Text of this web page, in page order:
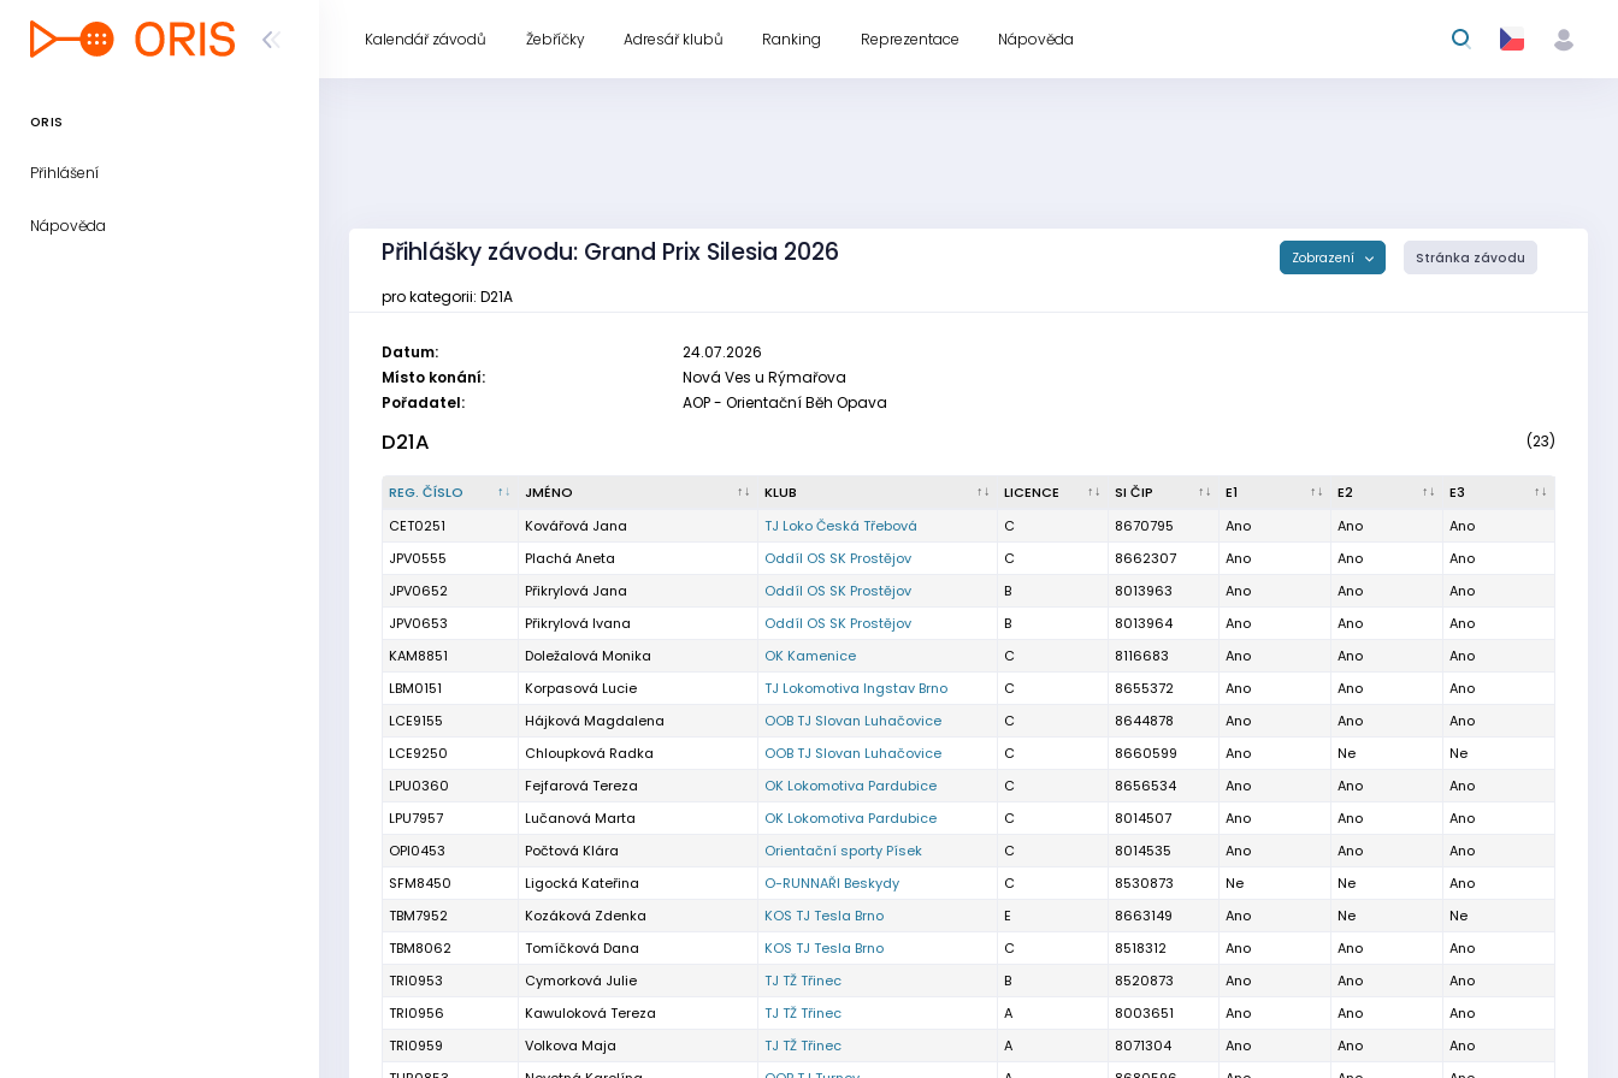
ORIS
Přihlášení
Nápověda
Kalendář závodů Žebříčky Adresář klubů Ranking Reprezentace Nápověda
Přihlášky závodu: Grand Prix Silesia 2026 Zobrazení Stránka závodu
pro kategorii: D21A
Datum:
24.07.2026
Místo konání:
Nová Ves u Rýmařova
Pořadatel:
AOP - Orientační Běh Opava
D21A (23)
REG. ČÍSLO JMÉNO KLUB LICENCE SI ČIP E1 E2
E3
CET0251
Kovářová Jana TJ Loko Česká Třebová C 8670795 Ano Ano
Ano
JPV0555
Plachá Aneta Oddíl OS SK Prostějov C 8662307 Ano Ano
Ano
JPV0652
Přikrylová Jana Oddíl OS SK Prostějov B 8013963 Ano Ano
Ano
JPV0653
Přikrylová Ivana Oddíl OS SK Prostějov B 8013964 Ano Ano
Ano
KAM8851
Doležalová Monika OK Kamenice C 8116683 Ano Ano
Ano
LBM0151
Korpasová Lucie TJ Lokomotiva Ingstav Brno C 8655372 Ano Ano
Ano
LCE9155
Hájková Magdalena OOB TJ Slovan Luhačovice C 8644878 Ano Ano
Ano
LCE9250
Chloupková Radka OOB TJ Slovan Luhačovice C 8660599 Ano Ne
Ne
LPU0360
Fejfarová Tereza OK Lokomotiva Pardubice C 8656534 Ano Ano
Ano
LPU7957
Lučanová Marta OK Lokomotiva Pardubice C 8014507 Ano Ano
Ano
OPI0453
Počtová Klára Orientační sporty Písek C 8014535 Ano Ano
Ano
SFM8450
Ligocká Kateřina O-RUNNAŘI Beskydy C 8530873 Ne Ne
Ano
TBM7952
Kozáková Zdenka KOS TJ Tesla Brno E 8663149 Ano Ne
Ne
TBM8062
Tomíčková Dana KOS TJ Tesla Brno C 8518312 Ano Ano
Ano
TRI0953
Cymorková Julie TJ TŽ Třinec B 8520873 Ano Ano
Ano
TRI0956
Kawuloková Tereza TJ TŽ Třinec A 8003651 Ano Ano
Ano
TRI0959
Volkova Maja TJ TŽ Třinec A 8071304 Ano Ano
Ano